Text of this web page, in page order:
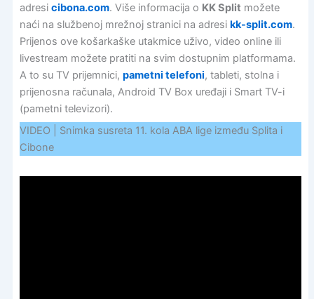
adresi cibona.com. Više informacija o KK Split možete
naći na službenoj mrežnoj stranici na adresi kk-split.com.
Prijenos ove košarkaške utakmice uživo, video online ili
livestream možete pratiti na svim dostupnim platformama.
A to su TV prijemnici, pametni telefoni, tableti, stolna i
prijenosna računala, Android TV Box uređaji i Smart TV-i
(pametni televizori).
VIDEO | Snimka susreta 11. kola ABA lige između Splita i
Cibone